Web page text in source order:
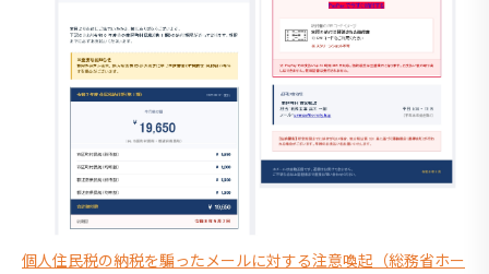
個人住民税の納税を騙ったメールに対する注意喚起（総務省ホー